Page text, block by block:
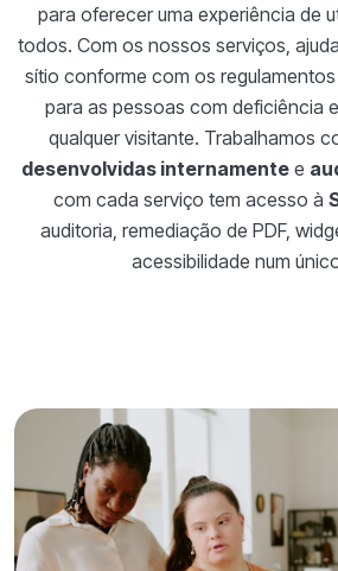
para oferecer uma experiência de
todos. Com os nossos serviços,
sítio conforme com os
para as pessoas com deficiência
qualquer visitante. Trabalhamos
desenvolvidas internamentee
com cada serviço tem acesso à
auditoria, remediação de PDF,
acessibilidade num